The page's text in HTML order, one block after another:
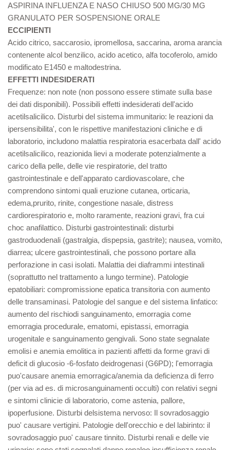
ASPIRINA INFLUENZA E NASO CHIUSO 500 MG/30 MG
GRANULATO PER SOSPENSIONE ORALE
ECCIPIENTI
Acido citrico, saccarosio, ipromellosa, saccarina, aroma arancia
contenente alcol benzilico, acido acetico, alfa tocoferolo, amido
modificato E1450 e maltodestrina.
EFFETTI INDESIDERATI
Frequenze: non note (non possono essere stimate sulla base
dei dati disponibili). Possibili effetti indesiderati dell'acido
acetilsalicilico. Disturbi del sistema immunitario: le reazioni da
ipersensibilita', con le rispettive manifestazioni cliniche e di
laboratorio, includono malattia respiratoria esacerbata dall' acido
acetilsalicilico, reazionida lievi a moderate potenzialmente a
carico della pelle, delle vie respiratorie, del tratto
gastrointestinale e dell'apparato cardiovascolare, che
comprendono sintomi quali eruzione cutanea, orticaria,
edema,prurito, rinite, congestione nasale, distress
cardiorespiratorio e, molto raramente, reazioni gravi, fra cui
choc anafilattico. Disturbi gastrointestinali: disturbi
gastroduodenali (gastralgia, dispepsia, gastrite); nausea, vomito,
diarrea; ulcere gastrointestinali, che possono portare alla
perforazione in casi isolati. Malattia dei diaframmi intestinali
(soprattutto nel trattamento a lungo termine). Patologie
epatobiliari: compromissione epatica transitoria con aumento
delle transaminasi. Patologie del sangue e del sistema linfatico:
aumento del rischiodi sanguinamento, emorragia come
emorragia procedurale, ematomi, epistassi, emorragia
urogenitale e sanguinamento gengivali. Sono state segnalate
emolisi e anemia emolitica in pazienti affetti da forme gravi di
deficit di glucosio -6-fosfato deidrogenasi (G6PD); l'emorragia
puo'causare anemia emorragica/anemia da deficienza di ferro
(per via ad es. di microsanguinamenti occulti) con relativi segni
e sintomi clinicie di laboratorio, come astenia, pallore,
ipoperfusione. Disturbi delsistema nervoso: Il sovradosaggio
puo' causare vertigini. Patologie dell'orecchio e del labirinto: il
sovradosaggio puo' causare tinnito. Disturbi renali e delle vie